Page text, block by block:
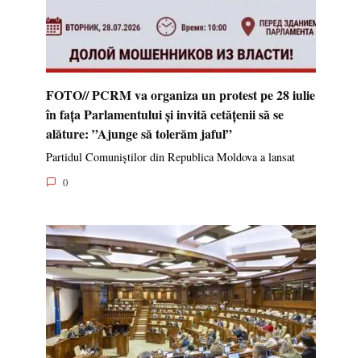
FOTO// PCRM va organiza un protest pe 28 iulie
în fața Parlamentului și invită cetățenii să se
alăture: ”Ajunge să tolerăm jaful”
Partidul Comuniștilor din Republica Moldova a lansat
0